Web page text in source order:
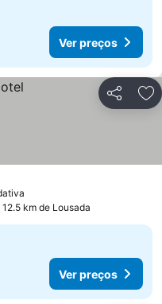
Ver preços
Partilhar
km de Lousada
Ver preços